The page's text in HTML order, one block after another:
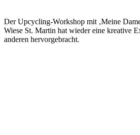
Der Upcycling-Workshop mit ‚Meine
Wiese St. Martin hat wieder eine kreative
anderen hervorgebracht.